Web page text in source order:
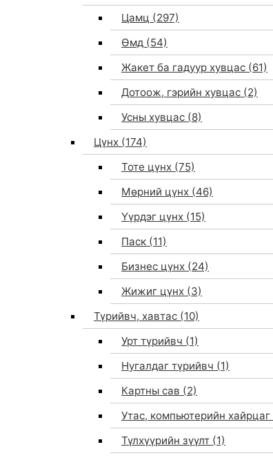
Цамц (297)
Өмд (54)
Жакет ба гадуур хувцас (61)
Дотоож, гэрийн хувцас (2)
Усны хувцас (8)
Цүнх (174)
Тоте цүнх (75)
Мөрний цүнх (46)
Үүрдэг цүнх (15)
Паск (11)
Бизнес цүнх (24)
Жижиг цүнх (3)
Түрийвч, хавтас (10)
Урт түрийвч (1)
Нугалдаг түрийвч (1)
Картны сав (2)
Утас, компьютерийн хайрцаг
Түлхүүрийн зүүлт (1)